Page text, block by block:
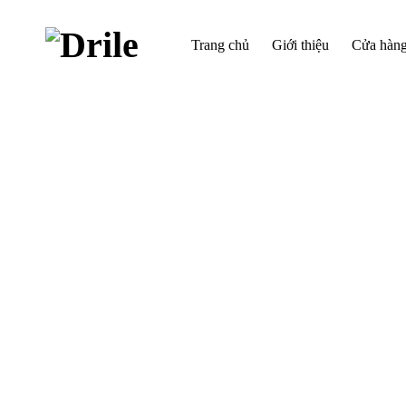
Trang chủ Giới thiệu Cửa